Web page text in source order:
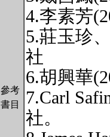
參考
書目
4.李素芳
5.莊玉珍
社
6.胡興華
7.Carl
社。